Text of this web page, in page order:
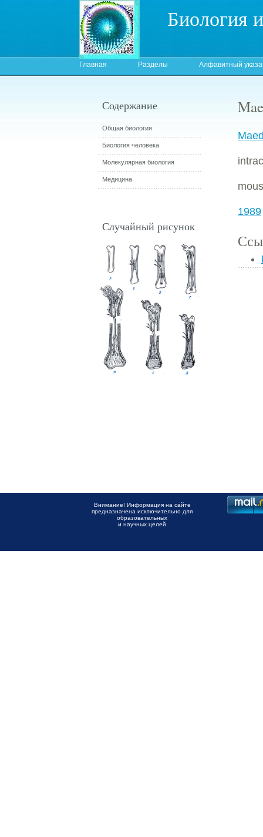
Биология
Главная Разделы Алфавитный
1989
Содержание
Общая биология
Биология человека
Молекулярная биология
Медицина
Случайный рисунок
Внимание! Информация на сайте
предназначена исключительно для
образовательных
и научных целей